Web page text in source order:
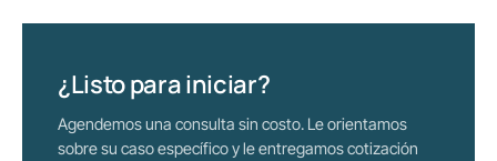
¿Listo para iniciar?
Agendemos una consulta sin costo. Le orientamos
sobre su caso específico y le entregamos cotización